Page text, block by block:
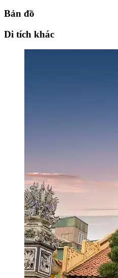
Bản đồ
Di tích khác